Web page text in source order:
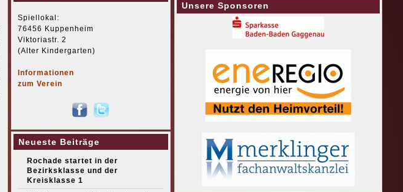
Spiellokal:
76456 Kuppenheim
Viktoriastr. 2
(Alter Kindergarten)
Informationen
zum Verein
Neueste Beiträge
Rochade startet in der
Bezirksklasse und der
Kreisklasse 1
Unsere Sponsoren